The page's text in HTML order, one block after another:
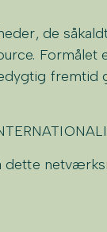
de
Formålet
fremtid